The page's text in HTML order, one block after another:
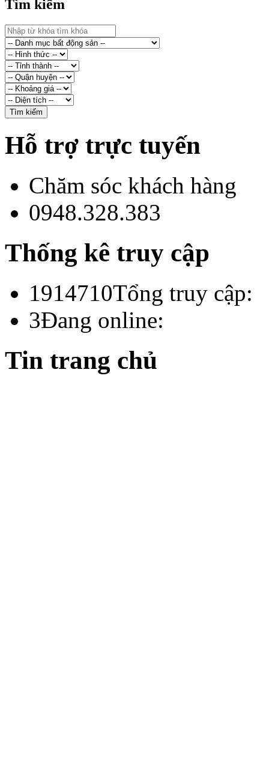
Tìm kiếm
Hỗ trợ trực tuyến
Chăm sóc khách hàng
0948.328.383
Thống kê truy cập
1914710Tổng truy cập:
3Đang online:
Tin trang chủ